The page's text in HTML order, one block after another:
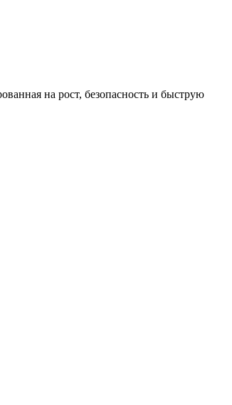
на рост, безопасность и быструю